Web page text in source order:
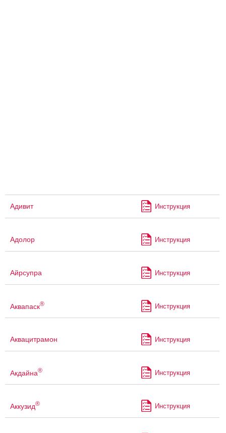
Адивит Инструкция
Адолор Инструкция
Айрсупра Инструкция
Аквапаск® Инструкция
Аквацитрамон Инструкция
Акдайна® Инструкция
Аккузид® Инструкция